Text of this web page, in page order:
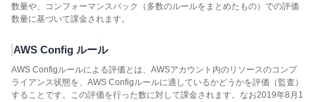
数量や、コンフォーマンスパック（多数のルールをまとめたもの）での評価
数量に基づいて課金されます。
AWS Config ルール
AWS Configルールによる評価とは、AWSアカウント内のリソースのコンプ
ライアンス状態を、AWS Configルールに適しているかどうかを評価（監査）
することです。この評価を行った数に対して課金されます。なお2019年8月1